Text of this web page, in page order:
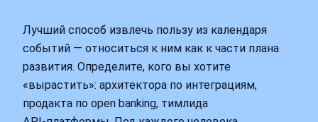
Лучший способ извлечь пользу из календаря
событий — относиться к ним как к части плана
развития. Определите, кого вы хотите
«вырастить»: архитектора по интеграциям,
продакта по open banking, тимлида